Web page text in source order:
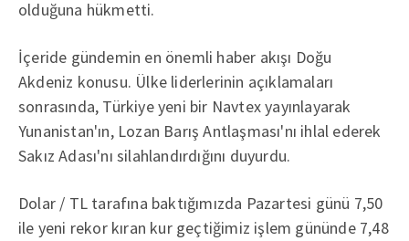
olduğuna hükmetti.
İçeride gündemin en önemli haber akışı Doğu
Akdeniz konusu. Ülke liderlerinin açıklamaları
sonrasında, Türkiye yeni bir Navtex yayınlayarak
Yunanistan'ın, Lozan Barış Antlaşması'nı ihlal ederek
Sakız Adası'nı silahlandırdığını duyurdu.
Dolar / TL tarafına baktığımızda Pazartesi günü 7,50
ile yeni rekor kıran kur geçtiğimiz işlem gününde 7,48